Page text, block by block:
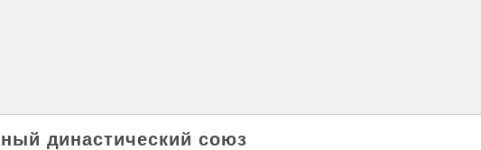
династический союз